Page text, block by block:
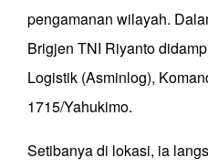
pengamanan wilayah.
Brigjen TNI Riyanto
Logistik (Asminlog),
1715/Yahukimo.
Setibanya di lokasi, ia